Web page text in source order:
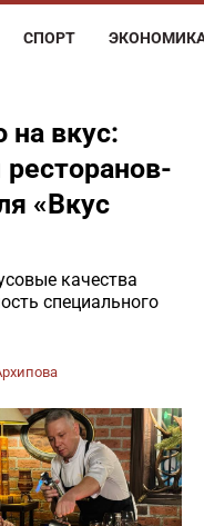
СПОРТ
на вкус:
ресторанов-
«Вкус
качества
специального